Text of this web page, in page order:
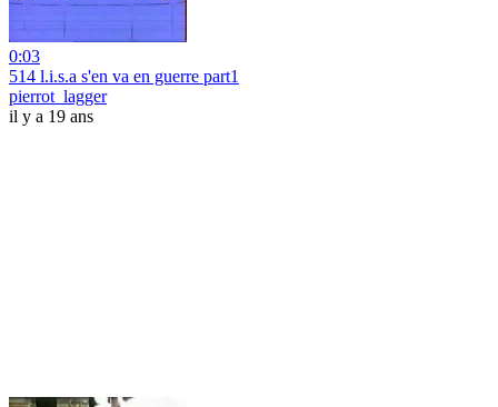
0:03
514 l.i.s.a s'en va en guerre part1
pierrot_lagger
il y a 19 ans